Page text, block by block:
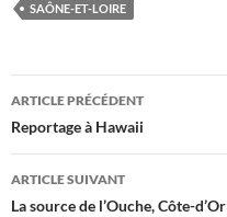
SAÔNE-ET-LOIRE
Navigation
des
articles
ARTICLE PRÉCÉDENT
Reportage à Hawaii
ARTICLE SUIVANT
La source de l’Ouche, Côte-d’Or